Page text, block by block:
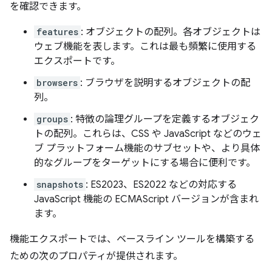
を確認できます。
features : オブジェクトの配列。各オブジェクトは
ウェブ機能を表します。これは最も頻繁に使用する
エクスポートです。
browsers : ブラウザを説明するオブジェクトの配
列。
groups : 特徴の論理グループを定義するオブジェク
トの配列。これらは、CSS や JavaScript などのウェ
ブ プラットフォーム機能のサブセットや、より具体
的なグループをターゲットにする場合に便利です。
snapshots : ES2023、ES2022 などの対応する
JavaScript 機能の ECMAScript バージョンが含まれ
ます。
機能エクスポートでは、ベースライン ツールを構築する
ための次のプロパティが提供されます。